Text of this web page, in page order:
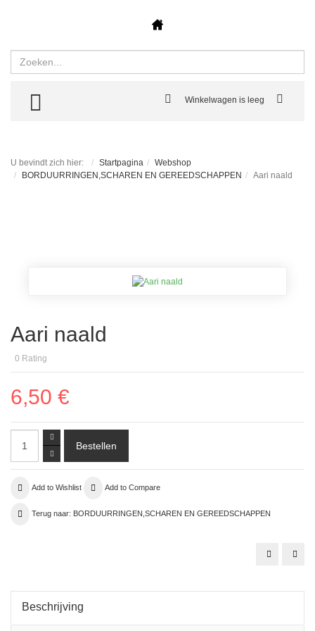
TOGGLE MENUWinkelwagen is leeg
U bevindt zich hier: Startpagina
Webshop
BORDUURRINGEN,SCHAREN EN GEREEDSCHAPPEN
Aari naald
Aari naald
0 Rating
6,50 €
Add to Wishlist Add to Compare
Terug naar: BORDUURRINGEN,SCHAREN EN GEREEDSCHAPPEN
Beschrijving